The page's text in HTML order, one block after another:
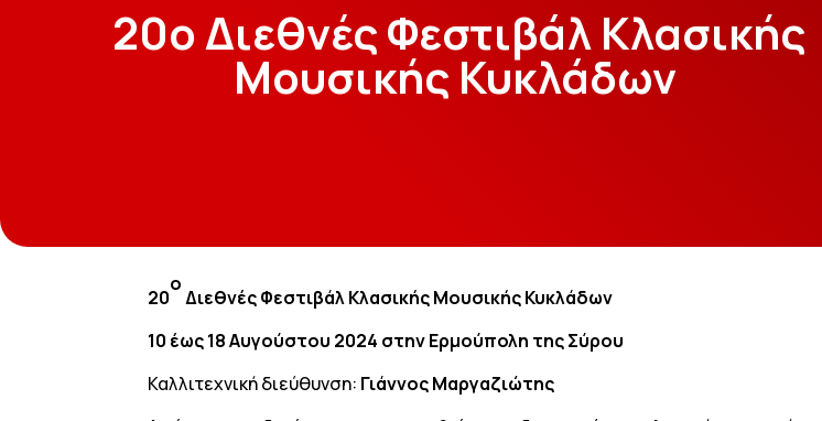
20ο Διεθνές Φεστιβάλ Κλασικής
Μουσικής Κυκλάδων
20
ο
Διεθνές Φεστιβάλ Κλασικής Μουσικής Κυκλάδων
10 έως 18 Αυγούστου 2024 στην Ερμούπολη της Σύρου
Καλλιτεχνική διεύθυνση: Γιάννος Μαργαζιώτης